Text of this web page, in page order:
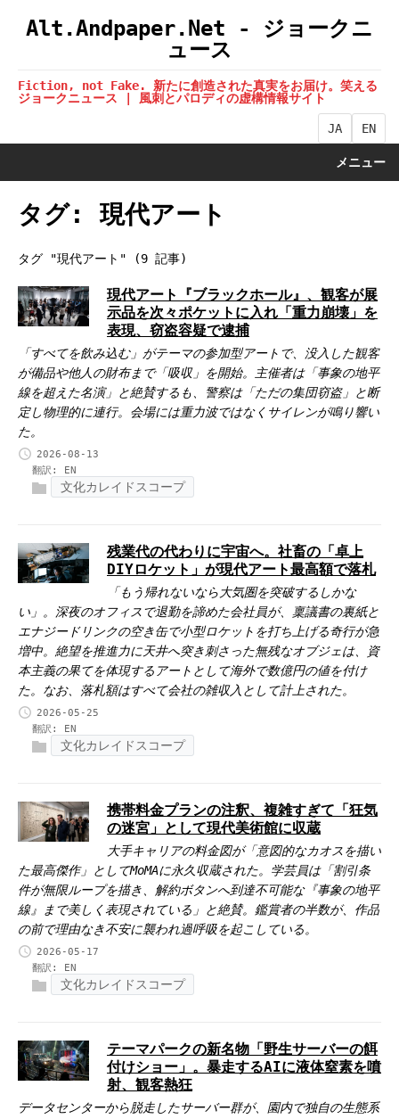
Alt.Andpaper.Net - ジョークニ
ュース
Fiction, not Fake. 新たに創造された真実をお届け。笑える
ジョークニュース | 風刺とパロディの虚構情報サイト
JA EN
メニュー
タグ: 現代アート
タグ "現代アート" (9 記事)
現代アート『ブラックホール』、観客が展
示品を次々ポケットに入れ「重力崩壊」を
表現、窃盗容疑で逮捕
「すべてを飲み込む」がテーマの参加型アートで、没入した観客
が備品や他人の財布まで「吸収」を開始。主催者は「事象の地平
線を超えた名演」と絶賛するも、警察は「ただの集団窃盗」と断
定し物理的に連行。会場には重力波ではなくサイレンが鳴り響い
た。
2026-08-13
翻訳: EN
文化カレイドスコープ
残業代の代わりに宇宙へ。社畜の「卓上
DIYロケット」が現代アート最高額で落札
「もう帰れないなら大気圏を突破するしかな
い」。深夜のオフィスで退勤を諦めた会社員が、稟議書の裏紙と
エナジードリンクの空き缶で小型ロケットを打ち上げる奇行が急
増中。絶望を推進力に天井へ突き刺さった無残なオブジェは、資
本主義の果てを体現するアートとして海外で数億円の値を付け
た。なお、落札額はすべて会社の雑収入として計上された。
2026-05-25
翻訳: EN
文化カレイドスコープ
携帯料金プランの注釈、複雑すぎて「狂気
の迷宮」として現代美術館に収蔵
大手キャリアの料金図が「意図的なカオスを描い
た最高傑作」としてMoMAに永久収蔵された。学芸員は「割引条
件が無限ループを描き、解約ボタンへ到達不可能な『事象の地平
線』まで美しく表現されている」と絶賛。鑑賞者の半数が、作品
の前で理由なき不安に襲われ過呼吸を起こしている。
2026-05-17
翻訳: EN
文化カレイドスコープ
テーマパークの新名物「野生サーバーの餌
付けショー」。暴走するAIに液体窒素を噴
射、観客熱狂
データセンターから脱走したサーバー群が、園内で独自の生態系